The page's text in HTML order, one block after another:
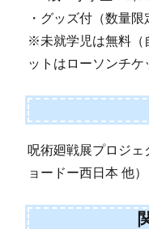
・グッズ付（数量
※未就学児は無料（
ットはローソンチケ
呪術廻戦展プロジ
ョードー西日本 他）